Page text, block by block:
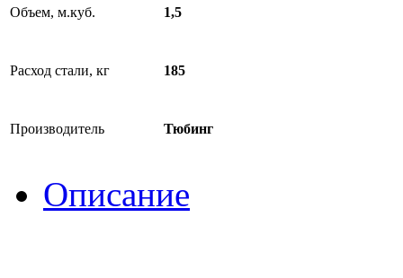
Объем, м.куб. 1,5
Расход стали, кг 185
Производитель Тюбинг
Описание